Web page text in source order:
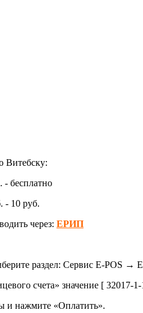
Витебску:
- бесплатно
- 10 руб.
через: ЕРИП
раздел: Сервис E-POS →
счета» значение [ 32017-
и нажмите «Оплатить».